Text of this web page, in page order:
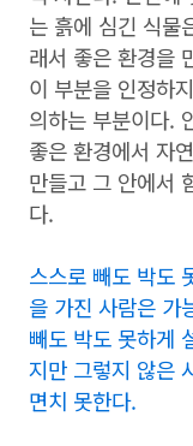
는 흙에 심긴 식물
래서 좋은 환경을
이 부분을 인정하
의하는 부분이다.
좋은 환경에서 자
만들고 그 안에서
다.
스스로 빼도 박도
을 가진 사람은 가
빼도 박도 못하게
지만 그렇지 않은
면치 못한다.